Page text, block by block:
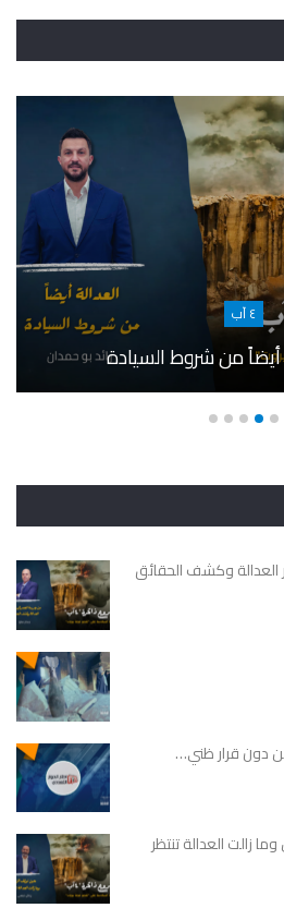
٤ آب
من دون قرار ظني…
زالت العدالة تنتظر